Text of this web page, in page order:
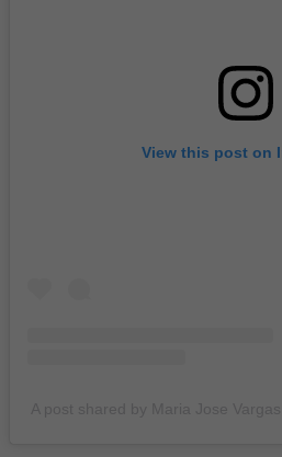
View this post on